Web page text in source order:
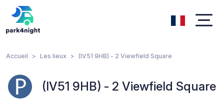
Accueil Les lieux (IV51 9HB) - 2 Viewfield Square
(IV51 9HB) - 2 Viewfield Square